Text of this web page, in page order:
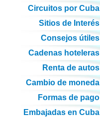
Circuitos por Cuba
Sitios de Interés
Consejos útiles
Cadenas hoteleras
Renta de autos
Cambio de moneda
Formas de pago
Embajadas en Cuba